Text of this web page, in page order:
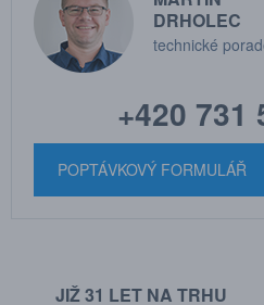
DRHOLEC
technické
+420 731
POPTÁVKOVÝ FORMULÁŘ
JIŽ 31 LET NA TRHU